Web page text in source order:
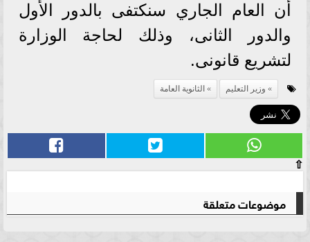
أن العام الجاري سنكتفى بالدور الأول
والدور الثانى، وذلك لحاجة الوزارة
لتشريع قانونى.
وزير التعليم الثانوية العامة
⇧
موضوعات متعلقة